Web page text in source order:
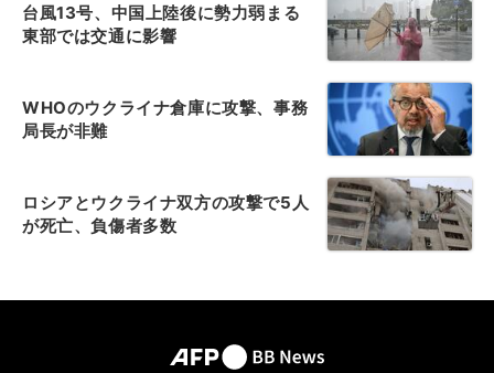
台風13号、中国上陸後に勢力弱まる
東部では交通に影響
WHOのウクライナ倉庫に攻撃、事務
局長が非難
ロシアとウクライナ双方の攻撃で5人
が死亡、負傷者多数